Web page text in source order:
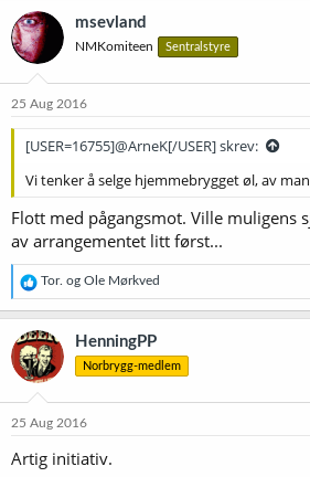
msevland
NMKomiteen Sentralstyre
25 Aug 2016
[USER=16755]@ArneK[/USER] skrev:
Vi tenker å selge hjemmebrygget øl, av
Flott med pågangsmot. Ville muligens
av arrangementet litt først...
R
e
a
k
s
j
o
e
:
Tor. og Ole Mørkved
HenningPP
Norbrygg-medlem
25 Aug 2016
Artig initiativ.